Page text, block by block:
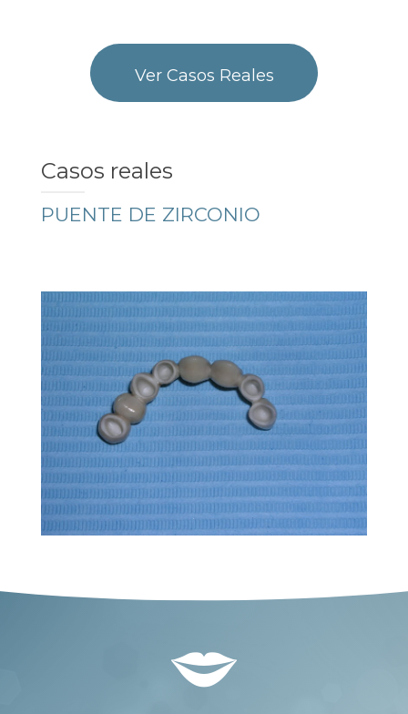
CONTACTO Ver Casos Reales
Casos reales
PUENTE DE ZIRCONIO